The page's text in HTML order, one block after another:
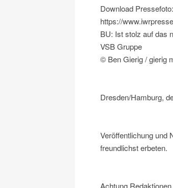
Download Pressefoto:
https://
BU: Ist stolz auf das
VSB Gruppe
© Ben Gierig / gierig
Dresden/Hamburg,
Veröffentlichung und
freundlichst erbeten.
Achtung